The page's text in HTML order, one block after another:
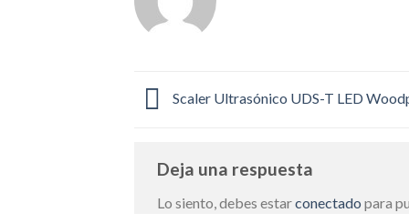
Scaler Ultrasónico UDS-T LED
Deja una respuesta
Lo siento, debes estarconectado para